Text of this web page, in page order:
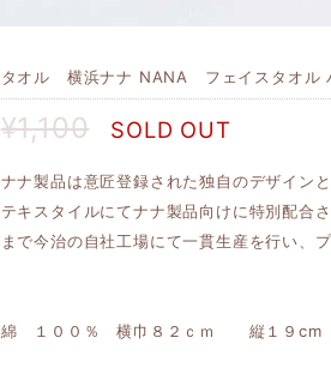
タオル 横浜ナナ NANA フェイスタオ
¥1,100 SOLD OUT
ナナ製品は意匠登録された独自のデザイン
テキスタイルにてナナ製品向けに特別配合
まで今治の自社工場にて一貫生産を行い、
綿 １００％ 横巾８２ｃｍ 縦１９cm